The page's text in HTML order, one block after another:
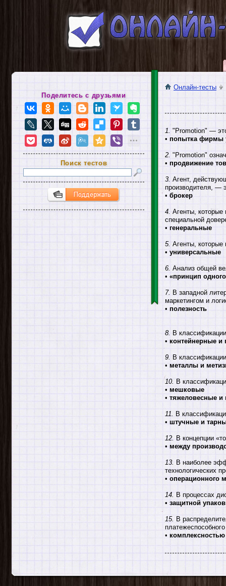
Онлайн-тесты
1. "Promotion" —
• попытка фирмы
2. "Promotion"
• продвижение
3. Агент,
производителя, —
• брокер
4. Агенты, которые
специальной
• генеральные
5. Агенты,
• универсальные
6. Анализ общей
• «принцип
7. В западной
маркетингом и
• полезность
8. В
• контейнерные и
9. В
• металлы и
10. В
• мешковые
• тяжеловесные и
11.
В
• штучные и
12. В концепции
• между
13. В наиболее
технологических
• операционного
14. В процессах
• защитной
15. В
• комплексностью
Поделитесь с друзьями
Поиск тестов